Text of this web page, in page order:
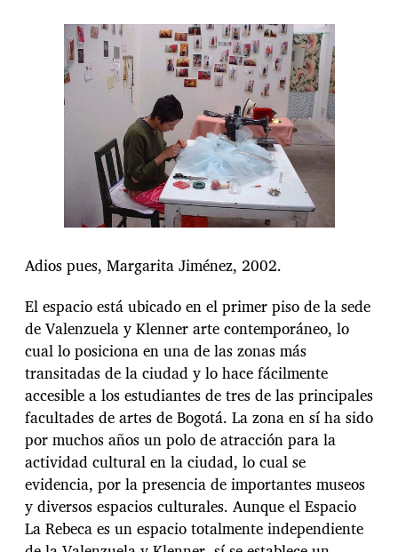
Adios pues, Margarita Jiménez, 2002.
El espacio está ubicado en el primer piso de la sede
de Valenzuela y Klenner arte contemporáneo, lo
cual lo posiciona en una de las zonas más
transitadas de la ciudad y lo hace fácilmente
accesible a los estudiantes de tres de las principales
facultades de artes de Bogotá. La zona en sí ha sido
por muchos años un polo de atracción para la
actividad cultural en la ciudad, lo cual se
evidencia, por la presencia de importantes museos
y diversos espacios culturales. Aunque el Espacio
La Rebeca es un espacio totalmente independiente